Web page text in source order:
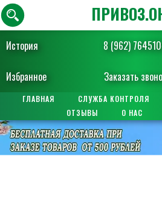
История 8 (962)
Избранное Заказать
ГЛАВНАЯ СЛУЖБА КОНТРОЛЯ
ОТЗЫВЫ
О НАС